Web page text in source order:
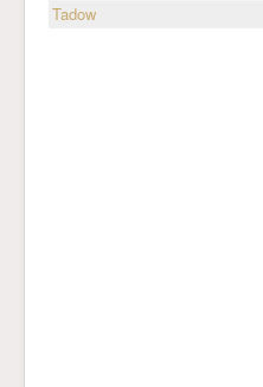
Tadow